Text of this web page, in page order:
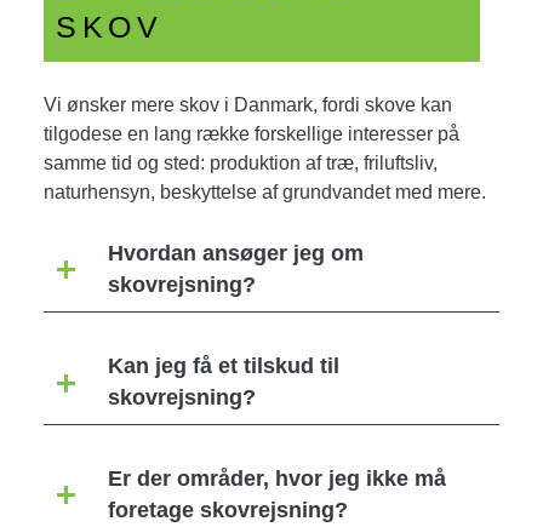
SKOV
Vi ønsker mere skov i Danmark, fordi skove kan
tilgodese en lang række forskellige interesser på
samme tid og sted: produktion af træ, friluftsliv,
naturhensyn, beskyttelse af grundvandet med mere.
Hvordan ansøger jeg om
skovrejsning?
Kan jeg få et tilskud til
skovrejsning?
Er der områder, hvor jeg ikke må
foretage skovrejsning?